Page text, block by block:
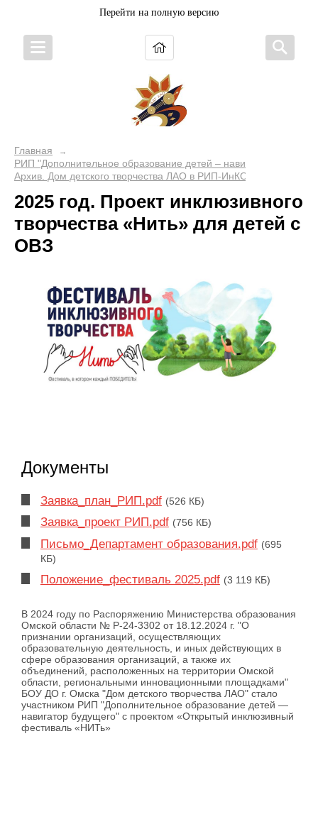
Перейти на полную версию
Главная →
РИП "Дополнительное образование детей – навигатор
Архив. Дом детского творчества ЛАО в РИП-ИнКО
2025 год. Проект инклюзивного
творчества «Нить» для детей с
ОВЗ
Документы
Заявка_план_РИП.pdf (526 КБ)
Заявка_проект РИП.pdf (756 КБ)
Письмо_Департамент образования.pdf (695
КБ)
Положение_фестиваль 2025.pdf (3 119 КБ)
В 2024 году по Распоряжению Министерства образования
Омской области № Р-24-3302 от 18.12.2024 г. "О
признании организаций, осуществляющих
образовательную деятельность, и иных действующих в
сфере образования организаций, а также их
объединений, расположенных на территории Омской
области, региональными инновационными площадками"
БОУ ДО г. Омска "Дом детского творчества ЛАО" стало
участником РИП "Дополнительное образование детей —
навигатор будущего" с проектом «Открытый инклюзивный
фестиваль «НИТь»